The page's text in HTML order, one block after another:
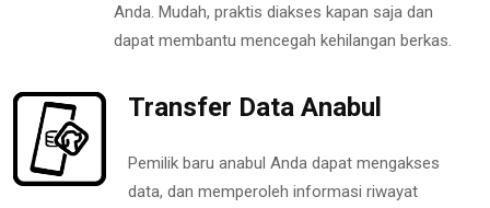
Anda. Mudah, praktis diakses kapan saja dan
dapat membantu mencegah kehilangan berkas.
Transfer Data Anabul
Pemilik baru anabul Anda dapat mengakses
data, dan memperoleh informasi riwayat